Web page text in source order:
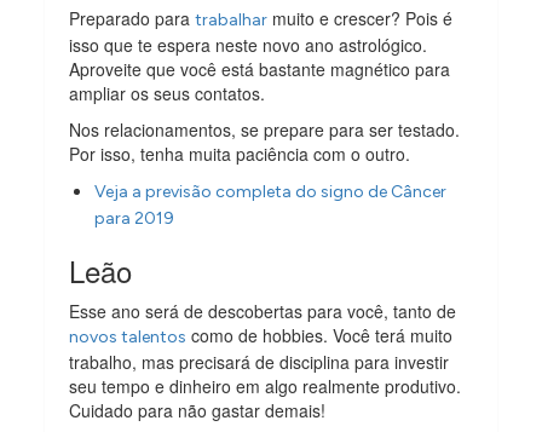
Preparado paratrabalhar muito e crescer? Pois é
isso que te espera neste novo ano astrológico.
Aproveite que você está bastante magnético para
ampliar os seus contatos.
Nos relacionamentos, se prepare para ser testado.
Por isso, tenha muita paciência com o outro.
Veja a previsão completa do signo de Câncer
para 2019
Leão
Esse ano será de descobertas para você, tanto de
novos talentos como de hobbies. Você terá muito
trabalho, mas precisará de disciplina para investir
seu tempo e dinheiro em algo realmente produtivo.
Cuidado para não gastar demais!